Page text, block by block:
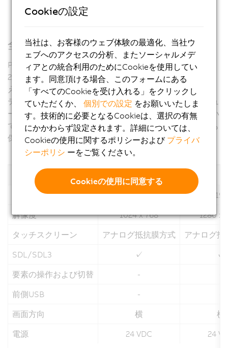
全方向への通信
Panel PC 2100は2x ギガビット・イーサネットと1x USB
2.0 、1x USB 3.0など重要なインターフェースをすべて備
えています。POWERLINKやCANなどのフィールドバス・
テクノロジーを利用するためのインターフェース・モジュ
ールを追加することもできます。データストレージについ
てはMLCベースのCFastカードが利用でき、256 GB以上も
保存可能です。
ディスプレイサイズ
15''
19"
解像度
1024 x 768
1280 x
タッチスクリーン
アナログ抵抗膜方式
アナログ抵
SDL/SDL3
✓
✓
要素の操作および切替
-
前側USB
-
画面方向
横
横
電源
24 VDC 24
Cookieの設定
当社は、お客様のウェブ体験の最適化、当社ウ
ェブへのアクセスの分析、またソーシャルメデ
ィアとの統合利用のためにCookieを使用してい
ます。同意頂ける場合、このフォームにある
「すべてのCookieを受け入れる」をクリックし
ていただくか、個別での設定 をお願いいたしま
す。技術的に必要となるCookieは、選択の有無
にかかわらず設定されます。詳細については、
Cookieの使用に関するポリシーおよび プライバ
シーポリシ ーをご覧ください。
Cookieの使用に同意する